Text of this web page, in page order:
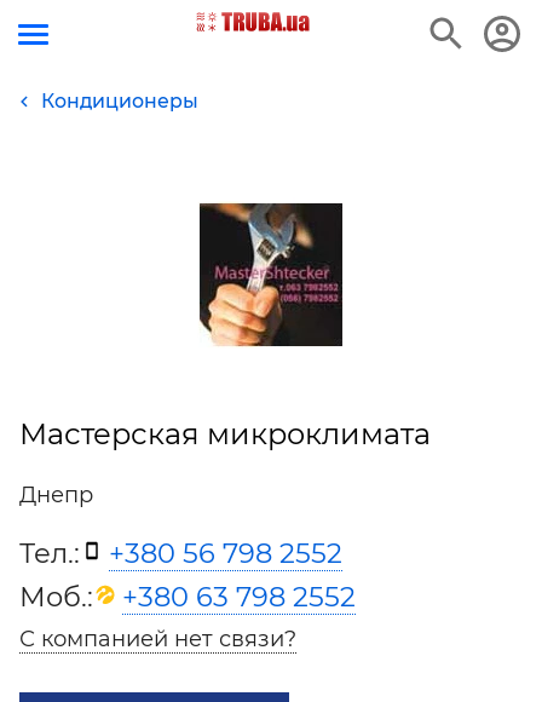
Кондиционеры
Мастерская микроклимата
Днепр
Тел.:
+380 56 798 2552
Моб.:
+380 63 798 2552
С компанией нет связи?